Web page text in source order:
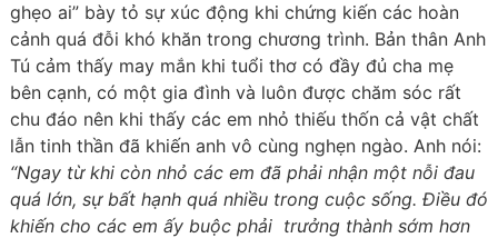
ghẹo ai” bày tỏ sự xúc động khi chứng kiến các hoàn
cảnh quá đỗi khó khăn trong chương trình. Bản thân Anh
Tú cảm thấy may mắn khi tuổi thơ có đầy đủ cha mẹ
bên cạnh, có một gia đình và luôn được chăm sóc rất
chu đáo nên khi thấy các em nhỏ thiếu thốn cả vật chất
lẫn tinh thần đã khiến anh vô cùng nghẹn ngào. Anh nói:
“Ngay từ khi còn nhỏ các em đã phải nhận một nỗi đau
quá lớn, sự bất hạnh quá nhiều trong cuộc sống. Điều đó
khiến cho các em ấy buộc phải trưởng thành sớm hơn